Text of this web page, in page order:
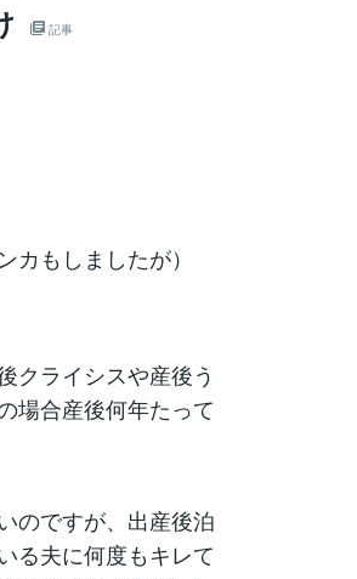
記事
もしましたが）
クライシスや産後う
場合産後何年たって
のですが、出産後泊
る夫に何度もキレて